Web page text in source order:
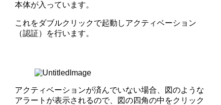
本体が入っています。
これをダブルクリックで起動しアクティベーション
（認証）を行います。
アクティベーションが済んでいない場合、図のような
アラートが表示されるので、図の四角の中をクリック